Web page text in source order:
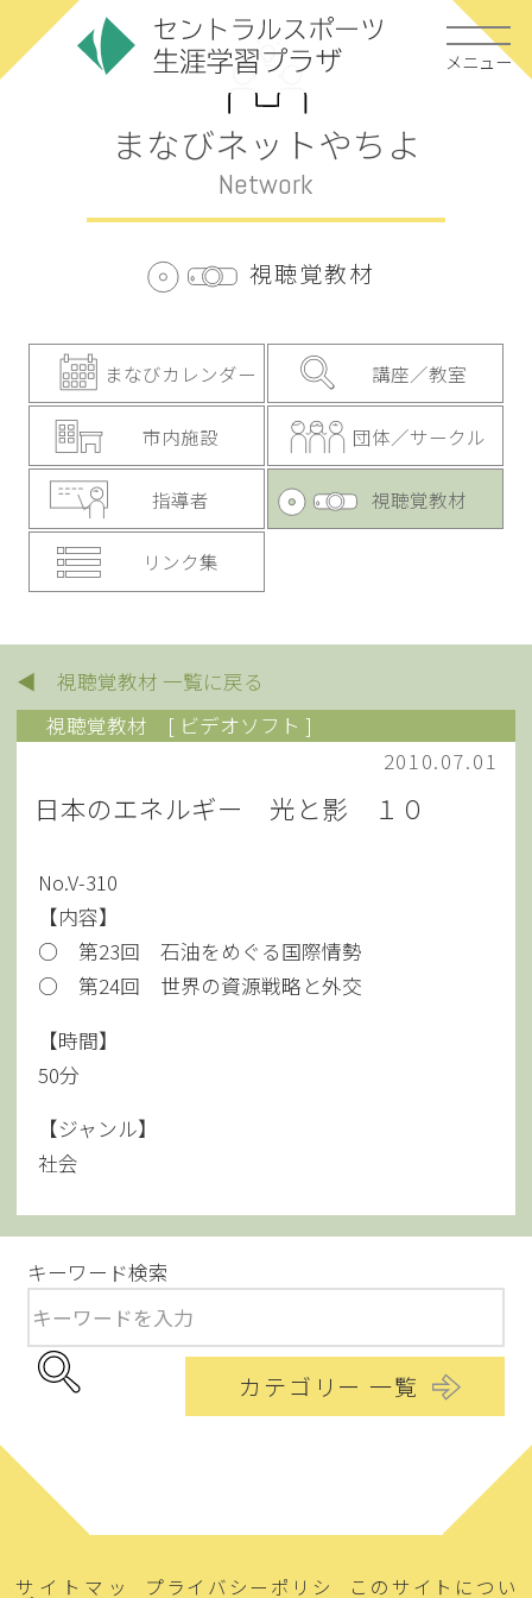
メニュー
まなびネットやちよ
Network
視聴覚教材
まなびカレンダー 講座／教室
市内施設 団体／サークル
指導者 視聴覚教材
リンク集
◀ 視聴覚教材 一覧に戻る
視聴覚教材
[ ビデオソフト ]
2010.07.01
日本のエネルギー 光と影 １０
No.V-310
【内容】
○ 第23回 石油をめぐる国際情勢
○ 第24回 世界の資源戦略と外交
【時間】
50分
【ジャンル】
社会
キーワード検索
カテゴリー 一覧
サイトマッ プライバシーポリシ このサイトについ